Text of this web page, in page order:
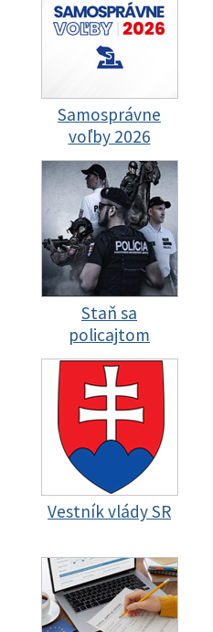
Samosprávne
voľby 2026
Staň sa
policajtom
Vestník vlády SR